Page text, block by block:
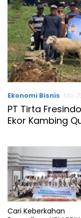
Ekonomi Bisnis Mei
PT Tirta
Ekor Kambing
Cari Keberkahan